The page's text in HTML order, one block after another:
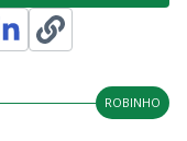
ROBINHO